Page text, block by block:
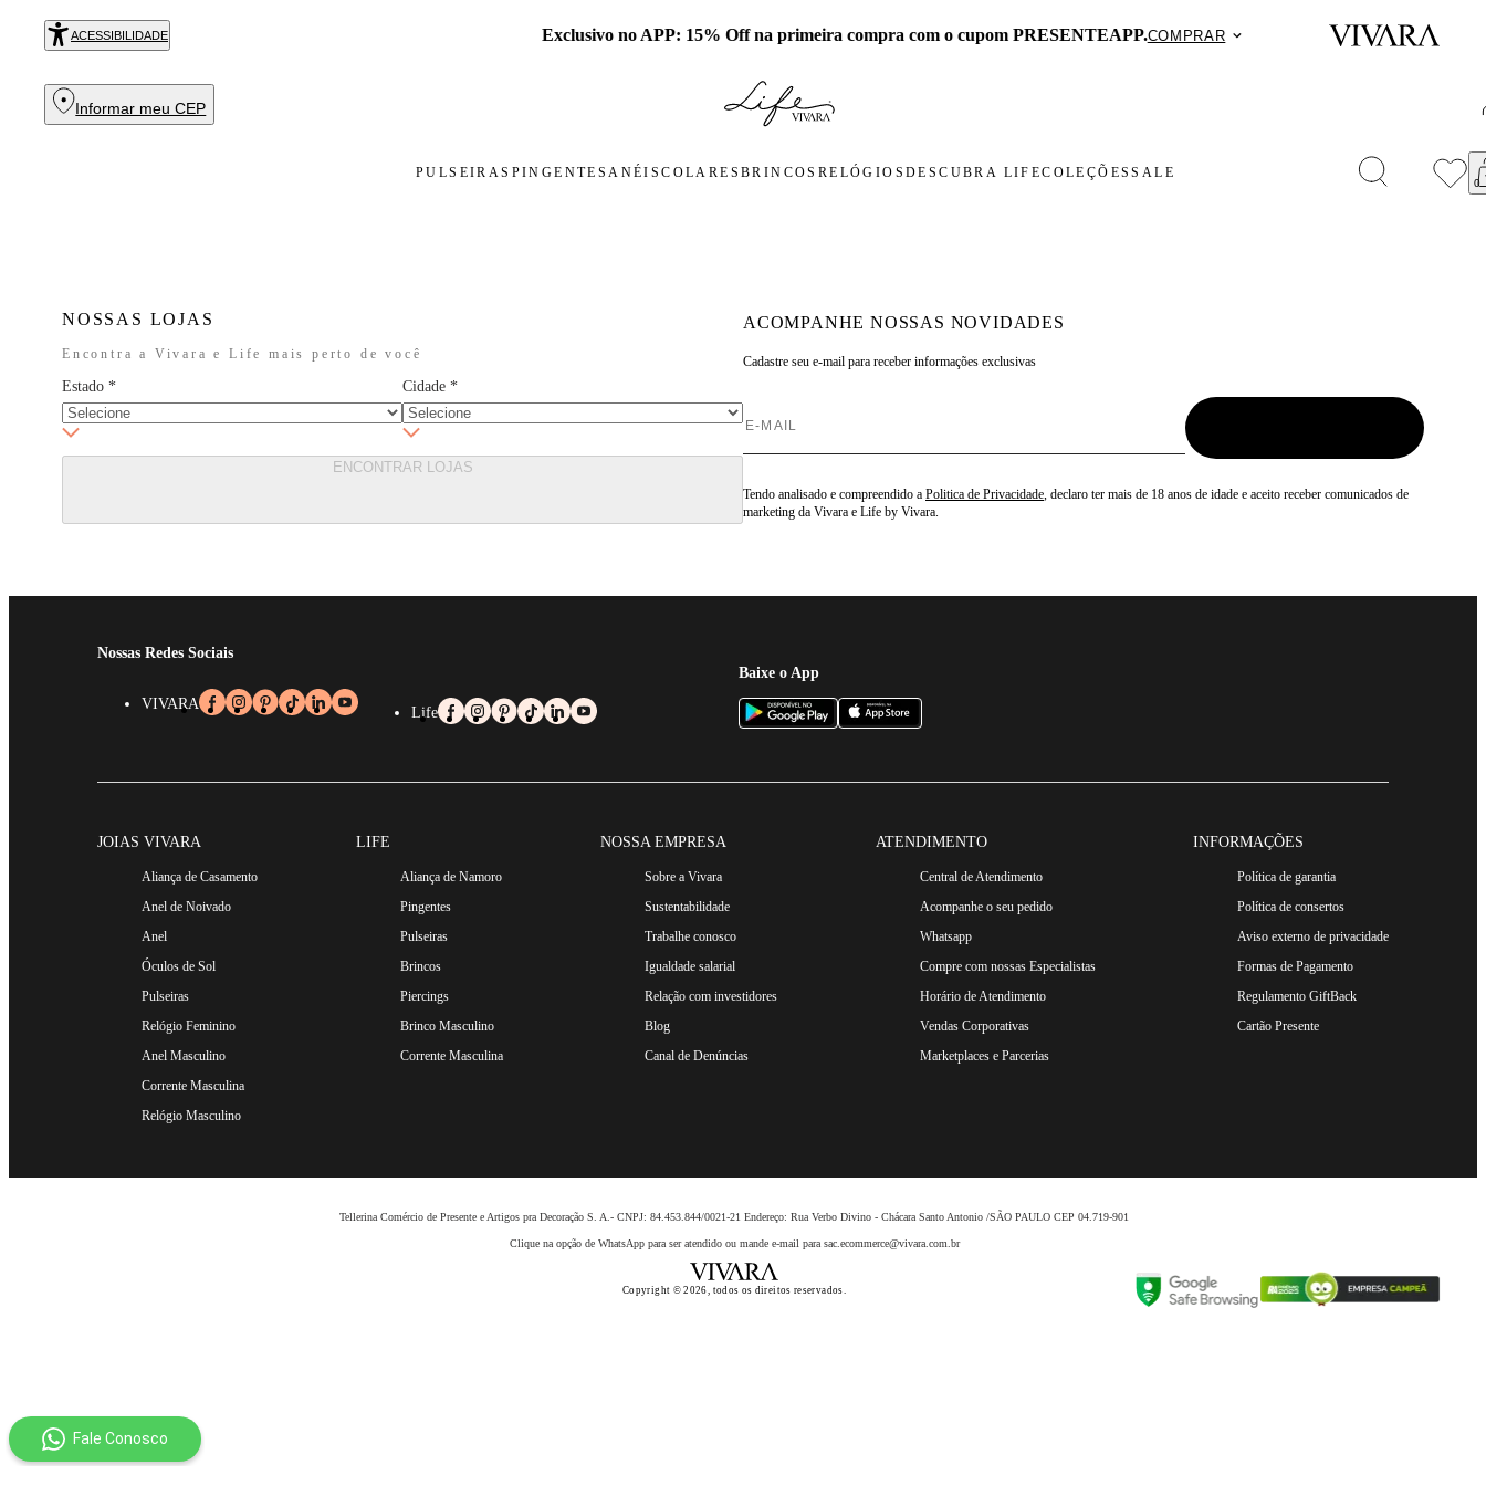
ACESSIBILIDADE Exclusivo no APP: 15% Off na primeira compra com o cupom PRESENTEAPP.COMPRAR
Informar meu CEP
PULSEIRAS PINGENTESANÉISCOLARES BRINCOS RELÓGIOSDESCUBRA LIFECOLEÇÕESSALE
NOSSAS LOJAS
Encontra a Vivara e Life mais perto de você
Estado * Cidade *
ENCONTRAR LOJAS
ACOMPANHE NOSSAS NOVIDADES
Cadastre seu e-mail para receber informações exclusivas
Tendo analisado e compreendido a Politica de Privacidade, declaro ter mais de 18 anos de idade e aceito receber comunicados de
marketing da Vivara e Life by Vivara.
Nossas Redes Sociais
VIVARA
Life
Baixe o App
JOIAS VIVARA
Aliança de Casamento
Anel de Noivado
Anel
Óculos de Sol
Pulseiras
Relógio Feminino
Anel Masculino
Corrente Masculina
Relógio Masculino
LIFE
Aliança de Namoro
Pingentes
Pulseiras
Brincos
Piercings
Brinco Masculino
Corrente Masculina
NOSSA EMPRESA
Sobre a Vivara
Sustentabilidade
Trabalhe conosco
Igualdade salarial
Relação com investidores
Blog
Canal de Denúncias
ATENDIMENTO
Central de Atendimento
Acompanhe o seu pedido
Whatsapp
Compre com nossas Especialistas
Horário de Atendimento
Vendas Corporativas
Marketplaces e Parcerias
INFORMAÇÕES
Política de garantia
Política de consertos
Aviso externo de privacidade
Formas de Pagamento
Regulamento GiftBack
Cartão Presente
Tellerina Comércio de Presente e Artigos pra Decoração S. A.- CNPJ: 84.453.844/0021-21 Endereço: Rua Verbo Divino - Chácara Santo Antonio /SÃO PAULO CEP 04.719-901
Clique na opção de WhatsApp para ser atendido ou mande e-mail para sac.ecommerce@vivara.com.br
Copyright © 2026, todos os direitos reservados.